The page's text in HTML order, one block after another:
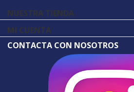
NUESTRA TIENDA
MI CUENTA
CONTACTA CON NOSOTROS